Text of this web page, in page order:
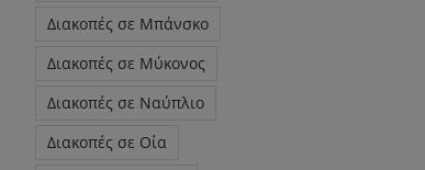
Διακοπές σε Μπάνσκο
Διακοπές σε Μύκονος
Διακοπές σε Ναύπλιο
Διακοπές σε Οία